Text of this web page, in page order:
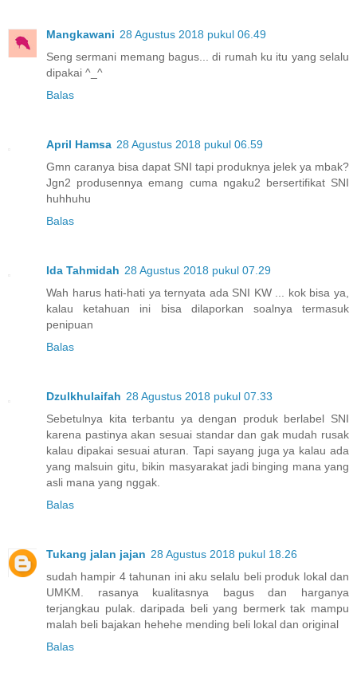
Mangkawani 28 Agustus 2018 pukul 06.49
Seng sermani memang bagus... di rumah ku itu yang selalu
dipakai ^_^
Balas
April Hamsa 28 Agustus 2018 pukul 06.59
Gmn caranya bisa dapat SNI tapi produknya jelek ya mbak?
Jgn2 produsennya emang cuma ngaku2 bersertifikat SNI
huhhuhu
Balas
Ida Tahmidah 28 Agustus 2018 pukul 07.29
Wah harus hati-hati ya ternyata ada SNI KW ... kok bisa ya,
kalau ketahuan ini bisa dilaporkan soalnya termasuk
penipuan
Balas
Dzulkhulaifah 28 Agustus 2018 pukul 07.33
Sebetulnya kita terbantu ya dengan produk berlabel SNI
karena pastinya akan sesuai standar dan gak mudah rusak
kalau dipakai sesuai aturan. Tapi sayang juga ya kalau ada
yang malsuin gitu, bikin masyarakat jadi binging mana yang
asli mana yang nggak.
Balas
Tukang jalan jajan 28 Agustus 2018 pukul 18.26
sudah hampir 4 tahunan ini aku selalu beli produk lokal dan
UMKM. rasanya kualitasnya bagus dan harganya
terjangkau pulak. daripada beli yang bermerk tak mampu
malah beli bajakan hehehe mending beli lokal dan original
Balas